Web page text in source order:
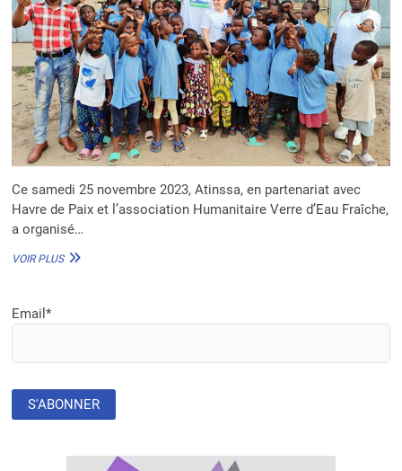
Ce samedi 25 novembre 2023, Atinssa, en partenariat avec
Havre de Paix et l’association Humanitaire Verre d’Eau Fraîche,
a organisé…
VOIR PLUSGREEN
ENJEUX
ENVIRONNEMENTAUX
Email*